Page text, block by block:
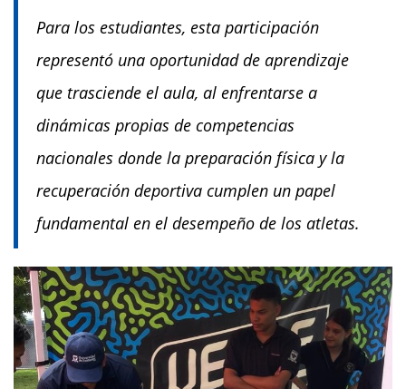
Para los estudiantes, esta participación
representó una oportunidad de aprendizaje
que trasciende el aula, al enfrentarse a
dinámicas propias de competencias
nacionales donde la preparación física y la
recuperación deportiva cumplen un papel
fundamental en el desempeño de los atletas.